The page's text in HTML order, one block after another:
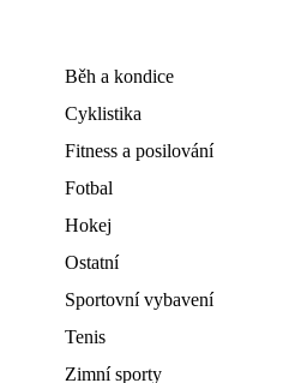
Běh a kondice
Cyklistika
Fitness a posilování
Fotbal
Hokej
Ostatní
Sportovní vybavení
Tenis
Zimní sporty